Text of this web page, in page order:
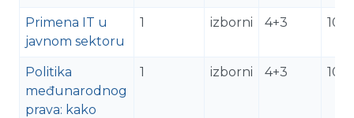
Primena IT u
javnom sektoru
1 izborni 4+3 10
Politika
međunarodnog
prava: kako
1 izborni 4+3 10